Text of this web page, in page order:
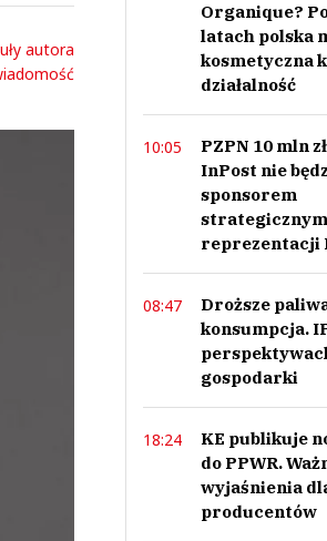
autora
Organique?
latach polska
kosmetyczna
działalność
10:05
PZPN 10 mln
InPost nie
sponsorem
strategicznym
reprezentacji
08:47
Droższe
konsumpcja.
gospodarki
18:24
KE publikuje
do PPWR.
wyjaśnienia
producentów